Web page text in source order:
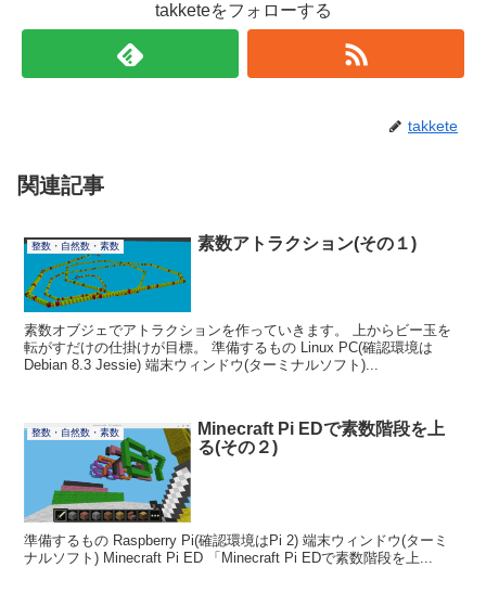
takketeをフォローする
takkete
関連記事
整数・自然数・素数 素数アトラクション(その１)
素数オブジェでアトラクションを作っていきます。 上からビー玉を
転がすだけの仕掛けが目標。 準備するもの Linux PC(確認環境は
Debian 8.3 Jessie) 端末ウィンドウ(ターミナルソフト)...
整数・自然数・素数
Minecraft Pi EDで素数階段を上
る(その２)
準備するもの Raspberry Pi(確認環境はPi 2) 端末ウィンドウ(ターミ
ナルソフト) Minecraft Pi ED 「Minecraft Pi EDで素数階段を上...